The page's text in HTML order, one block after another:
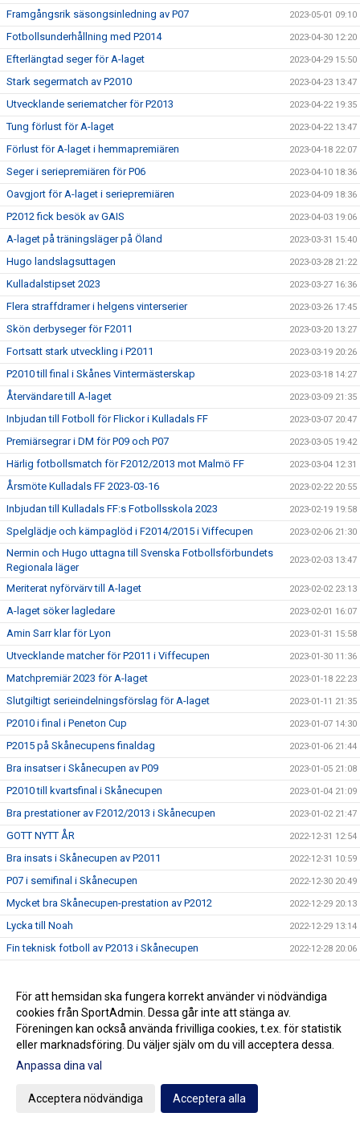
Framgångsrik säsongsinledning av P07 2023-05-01 09:10
Fotbollsunderhållning med P2014 2023-04-30 12:20
Efterlängtad seger för A-laget 2023-04-29 15:50
Stark segermatch av P2010 2023-04-23 13:47
Utvecklande seriematcher för P2013 2023-04-22 19:35
Tung förlust för A-laget 2023-04-22 13:47
Förlust för A-laget i hemmapremiären 2023-04-18 22:07
Seger i seriepremiären för P06 2023-04-10 18:36
Oavgjort för A-laget i seriepremiären 2023-04-09 18:36
P2012 fick besök av GAIS 2023-04-03 19:06
A-laget på träningsläger på Öland 2023-03-31 15:40
Hugo landslagsuttagen 2023-03-28 21:22
Kulladalstipset 2023 2023-03-27 16:36
Flera straffdramer i helgens vinterserier 2023-03-26 17:45
Skön derbyseger för F2011 2023-03-20 13:27
Fortsatt stark utveckling i P2011 2023-03-19 20:26
P2010 till final i Skånes Vintermästerskap 2023-03-18 14:27
Återvändare till A-laget 2023-03-09 21:35
Inbjudan till Fotboll för Flickor i Kulladals FF 2023-03-07 20:47
Premiärsegrar i DM för P09 och P07 2023-03-05 19:42
Härlig fotbollsmatch för F2012/2013 mot Malmö FF 2023-03-04 12:31
Årsmöte Kulladals FF 2023-03-16 2023-02-22 20:55
Inbjudan till Kulladals FF:s Fotbollsskola 2023 2023-02-19 19:58
Spelglädje och kämpaglöd i F2014/2015 i Viffecupen 2023-02-06 21:30
Nermin och Hugo uttagna till Svenska Fotbollsförbundets
Regionala läger
2023-02-03 13:47
Meriterat nyförvärv till A-laget 2023-02-02 23:13
A-laget söker lagledare 2023-02-01 16:07
Amin Sarr klar för Lyon 2023-01-31 15:58
Utvecklande matcher för P2011 i Viffecupen 2023-01-30 11:36
Matchpremiär 2023 för A-laget 2023-01-18 22:23
Slutgiltigt serieindelningsförslag för A-laget 2023-01-11 21:35
P2010 i final i Peneton Cup 2023-01-07 14:30
P2015 på Skånecupens finaldag 2023-01-06 21:44
Bra insatser i Skånecupen av P09 2023-01-05 21:08
P2010 till kvartsfinal i Skånecupen 2023-01-04 21:09
Bra prestationer av F2012/2013 i Skånecupen 2023-01-02 21:47
GOTT NYTT ÅR 2022-12-31 12:54
Bra insats i Skånecupen av P2011 2022-12-31 10:59
P07 i semifinal i Skånecupen 2022-12-30 20:49
Mycket bra Skånecupen-prestation av P2012 2022-12-29 20:13
Lycka till Noah 2022-12-29 13:14
Fin teknisk fotboll av P2013 i Skånecupen 2022-12-28 20:06
Köp Bingolotter till Nyårsafton av Kulladals FF 2022-12-26 21:49
Bra insats i Skånecupen av P2015 2022-12-26 21:30
GOD JUL TILL ER ALLA 2022-12-23 20:23
Resultat Dragning Kulladals FF Jullotteri 2022
P2010 avslutade säsongen med beachvolleyboll
Köp era Jul-Bingolotter av Kulladals FF vid ICA Kvantum
För att hemsidan ska fungera korrekt använder vi nödvändiga
cookies från SportAdmin. Dessa går inte att stänga av.
Föreningen kan också använda frivilliga cookies, t.ex. för statistik
eller marknadsföring. Du väljer själv om du vill acceptera dessa.
Anpassa dina val
Acceptera nödvändiga Acceptera alla